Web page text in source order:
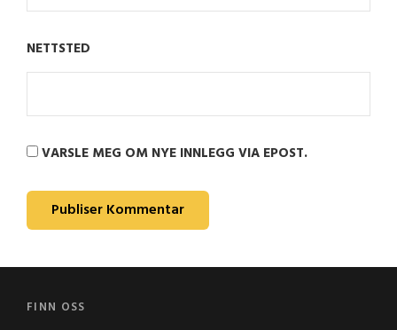
NETTSTED
VARSLE MEG OM NYE INNLEGG VIA EPOST.
FINN OSS